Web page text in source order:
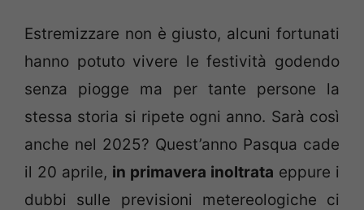
Estremizzare non è giusto, alcuni fortunati
hanno potuto vivere le festività godendo
senza piogge ma per tante persone la
stessa storia si ripete ogni anno. Sarà così
anche nel 2025? Quest’anno Pasqua cade
il 20 aprile, in primavera inoltrata eppure i
dubbi sulle previsioni metereologiche ci